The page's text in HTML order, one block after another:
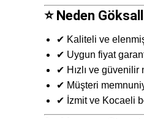
⭐ Neden
✔ Kaliteli ve
✔ Uygun fiyat
✔ Hızlı ve güvenilir
✔ Müşteri
✔ İzmit ve Kocaeli